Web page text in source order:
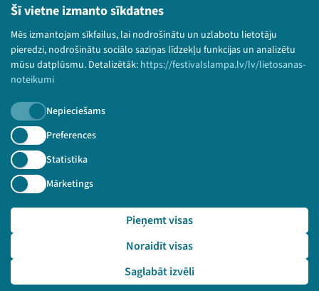
Šī vietne izmanto sīkdatnes
Mēs izmantojam sīkfailus, lai nodrošinātu un uzlabotu lietotāju
pieredzi, nodrošinātu sociālo saziņas līdzekļu funkcijas un analizētu
mūsu datplūsmu. Detalizētāk: https://festivalslampa.lv/lv/lietosanas-
noteikumi
Nepieciešams
Preferences
Statistika
Mārketings
Saglabāt izvēli
Noraidīt visas
Pieņemt visas
Lietošanas noteikumi un sīkdatņu politika
Bērnu aizsardzības politika
© 2026 Sarunu festivāls LAMPA Visas tiesības
paturētas.
Piesakies jaunumiem!
Nepalaid garām aktuālāko informāciju!
Pieteikties
🔗 https://festivalslampa.lv/lv/dalibnieki/2504